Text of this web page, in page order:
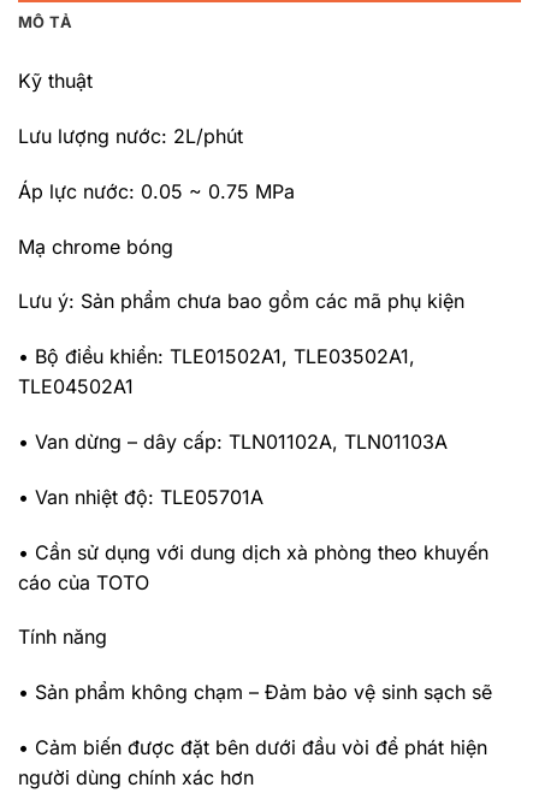
MÔ TẢ
Kỹ thuật
Lưu lượng nước: 2L/phút
Áp lực nước: 0.05 ~ 0.75 MPa
Mạ chrome bóng
Lưu ý: Sản phẩm chưa bao gồm các mã phụ kiện
• Bộ điều khiển: TLE01502A1, TLE03502A1,
TLE04502A1
• Van dừng – dây cấp: TLN01102A, TLN01103A
• Van nhiệt độ: TLE05701A
• Cần sử dụng với dung dịch xà phòng theo khuyến
cáo của TOTO
Tính năng
• Sản phẩm không chạm – Đảm bảo vệ sinh sạch sẽ
• Cảm biến được đặt bên dưới đầu vòi để phát hiện
người dùng chính xác hơn